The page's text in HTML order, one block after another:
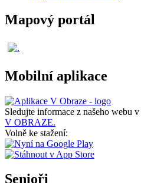
Mapový portál
Mobilní aplikace
Sledujte informace z našeho webu v
V OBRAZE.
Volně ke stažení:
Senioři